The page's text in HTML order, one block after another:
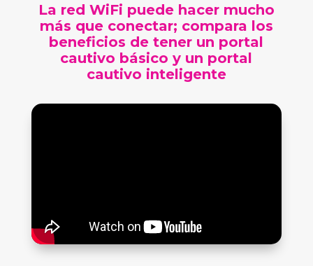
La red WiFi puede hacer mucho
más que conectar; compara los
beneficios de tener un portal
cautivo básico y un portal
cautivo inteligente